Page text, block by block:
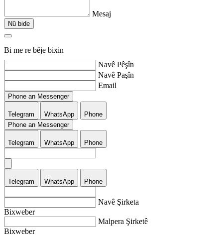
Mesaj
Nû bide
Bi me re bêje bixin
Navê Pêşîn
Navê Paşîn
Email
Phone an Messenger
Telegram WhatsApp
Phone
Phone an Messenger
Telegram WhatsApp Phone
Telegram WhatsApp Phone
Navê Şirketa
Bixweber
Malpera Şirketê
Bixweber